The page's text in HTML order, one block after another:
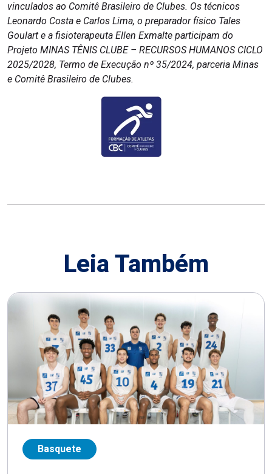
vinculados ao Comitê Brasileiro de Clubes. Os técnicos
Leonardo Costa e Carlos Lima, o preparador físico Tales
Goulart e a fisioterapeuta Ellen Exmalte participam do
Projeto MINAS TÊNIS CLUBE – RECURSOS HUMANOS CICLO
2025/2028, Termo de Execução nº 35/2024, parceria Minas
e Comitê Brasileiro de Clubes.
Leia Também
Basquete